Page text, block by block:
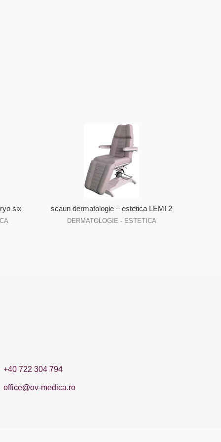
six scaun dermatologie – estetica LEMI 2
DERMATOLOGIE - ESTETICA
+40 722 304 794
office@ov-medica.ro